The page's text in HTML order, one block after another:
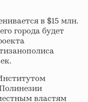
в $15 млн.
города будет
властям